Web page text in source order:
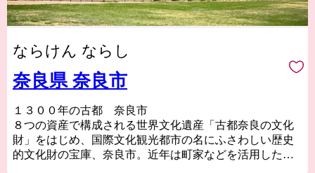
ならけん ならし
奈良県 奈良市
１３００年の古都 奈良市
８つの資産で構成される世界文化遺産「古都奈良の文化
財」をはじめ、国際文化観光都市の名にふさわしい歴史
的文化財の宝庫、奈良市。近年は町家などを活用した個